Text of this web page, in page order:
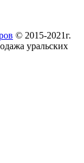
© 2015-2021г.
уральских